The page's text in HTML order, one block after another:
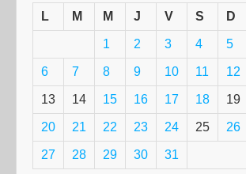
L
M M J V S D
1 2 3 4 5
6 7 8 9 10 11 12
13 14 15 16 17 18 19
20 21 22 23 24 25 26
27 28 29 30 31